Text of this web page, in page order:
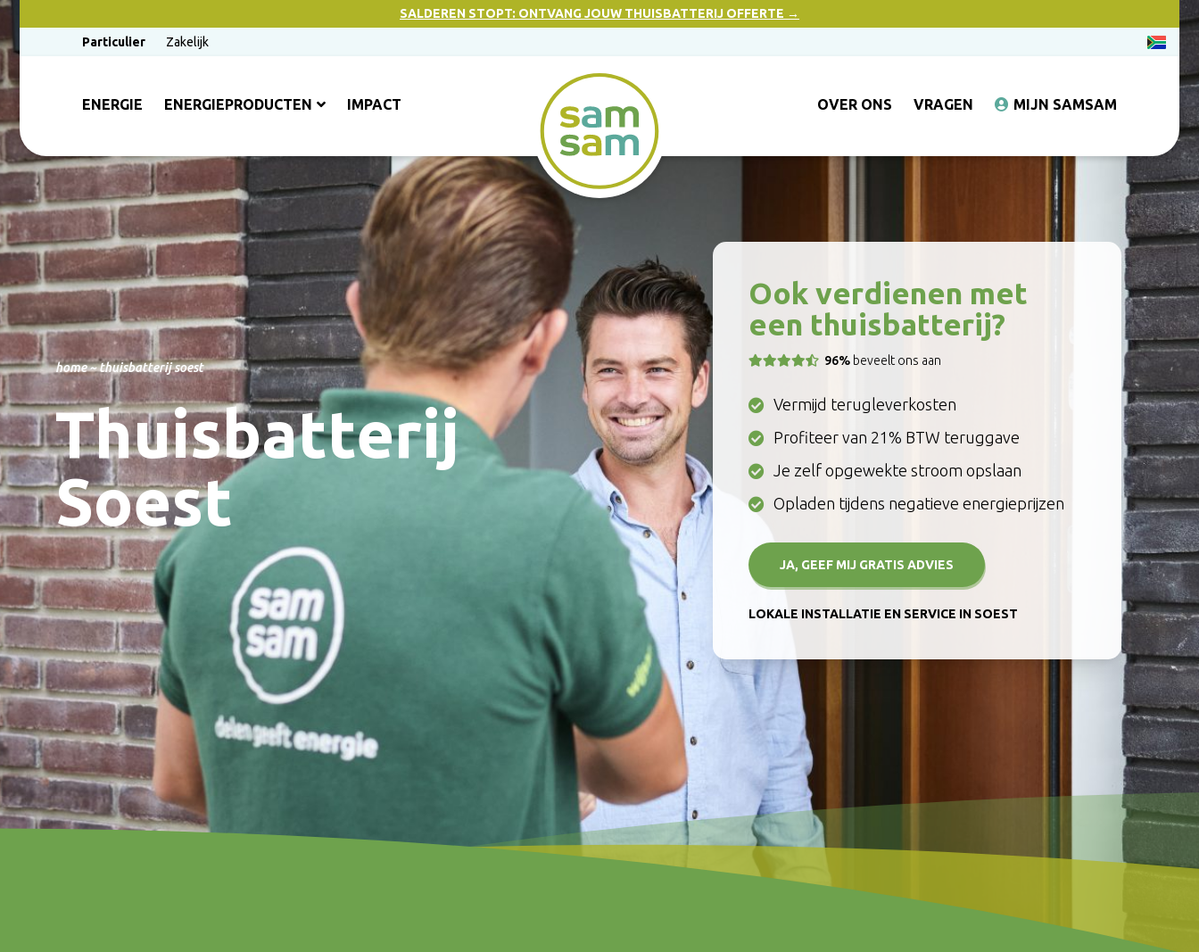
SALDEREN STOPT: ONTVANG JOUW THUISBATTERIJ OFFERTE →
Particulier
Zakelijk
ENERGIE ENERGIEPRODUCTEN IMPACT OVER ONS VRAGEN MIJN SAMSAM
home~thuisbatterij soest
Thuisbatterij
Soest
Ook verdienen met
een thuisbatterij?
96%beveelt ons aan
Vermijd terugleverkosten
Profiteer van 21% BTW teruggave
Je zelf opgewekte stroom opslaan
Opladen tijdens negatieve energieprijzen
JA, GEEF MIJ GRATIS ADVIES
LOKALE INSTALLATIE EN SERVICE IN SOEST